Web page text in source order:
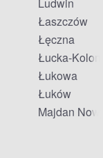
Łaszczów
Łęczna
Łucka-Kolonia
Łukowa
Łuków
Majdan Nowy